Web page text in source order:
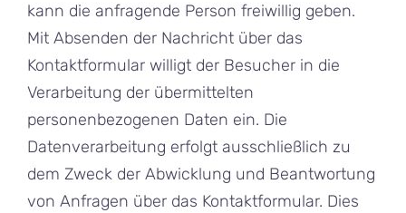
kann die anfragende Person freiwillig geben.
Mit Absenden der Nachricht über das
Kontaktformular willigt der Besucher in die
Verarbeitung der übermittelten
personenbezogenen Daten ein. Die
Datenverarbeitung erfolgt ausschließlich zu
dem Zweck der Abwicklung und Beantwortung
von Anfragen über das Kontaktformular. Dies